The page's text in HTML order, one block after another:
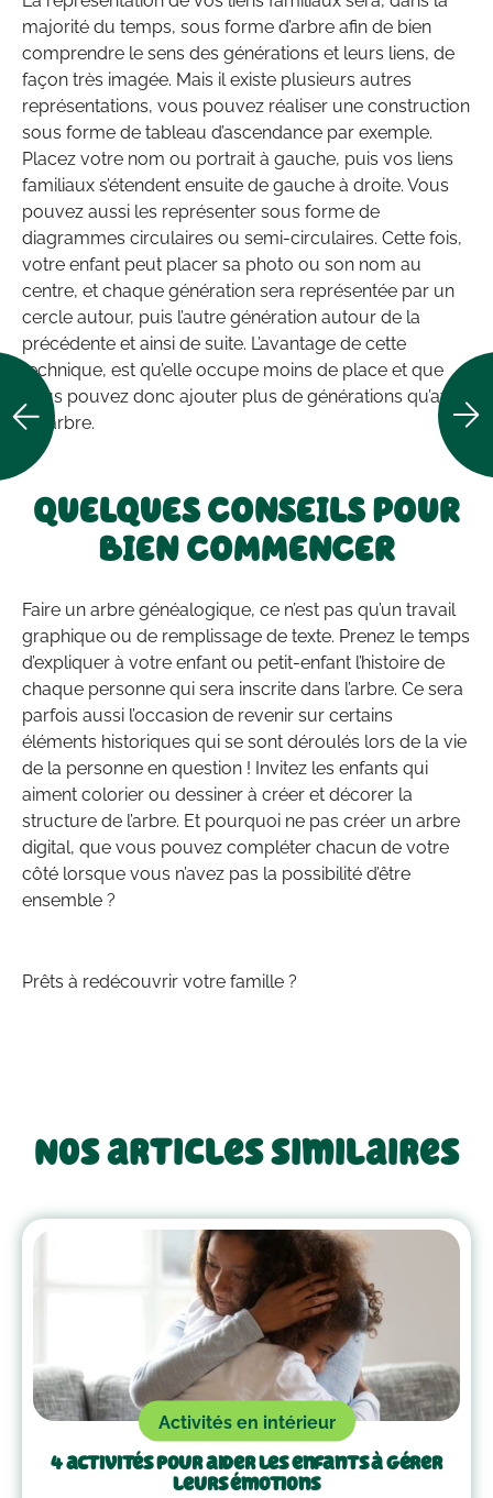
majorité du temps, sous forme d’arbre afin de bien
comprendre le sens des générations et leurs liens, de
façon très imagée. Mais il existe plusieurs autres
représentations, vous pouvez réaliser une construction
sous forme de tableau d’ascendance par exemple.
Placez votre nom ou portrait à gauche, puis vos liens
familiaux s’étendent ensuite de gauche à droite. Vous
pouvez aussi les représenter sous forme de
diagrammes circulaires ou semi-circulaires. Cette fois,
votre enfant peut placer sa photo ou son nom au
centre, et chaque génération sera représentée par un
cercle autour, puis l’autre génération autour de la
précédente et ainsi de suite. L’avantage de cette
technique, est qu’elle occupe moins de place et que
vous pouvez donc ajouter plus de générations qu’avec
un arbre.
QUELQUES CONSEILS POUR
BIEN COMMENCER
Faire un arbre généalogique, ce n’est pas qu’un travail
graphique ou de remplissage de texte. Prenez le temps
d’expliquer à votre enfant ou petit-enfant l’histoire de
chaque personne qui sera inscrite dans l’arbre. Ce sera
parfois aussi l’occasion de revenir sur certains
éléments historiques qui se sont déroulés lors de la vie
de la personne en question ! Invitez les enfants qui
aiment colorier ou dessiner à créer et décorer la
structure de l’arbre. Et pourquoi ne pas créer un arbre
digital, que vous pouvez compléter chacun de votre
côté lorsque vous n’avez pas la possibilité d’être
ensemble ?
Prêts à redécouvrir votre famille ?
Nos articles similaires
Activités en intérieur
4 activités pour aider les enfants à gérer
leurs émotions